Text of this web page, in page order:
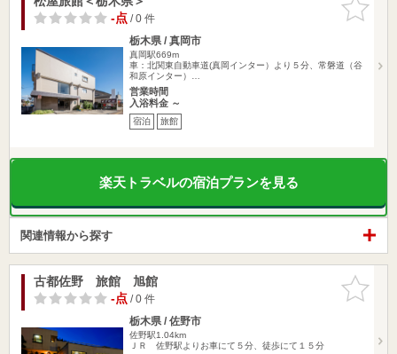
りに追加
-点/ 0 件
栃木県 / 真岡市
真岡駅669m
車：北関東自動車道(真岡インター）より５分、常磐道（谷
和原インター）…
営業時間
入浴料金 ～
宿泊 旅館
楽天トラベルの宿泊プランを見る
関連情報から探す
お気に入
りに追加
古都佐野 旅館 旭館
-点/ 0 件
栃木県 / 佐野市
佐野駅1.04km
ＪＲ 佐野駅よりお車にて５分、徒歩にて１５分